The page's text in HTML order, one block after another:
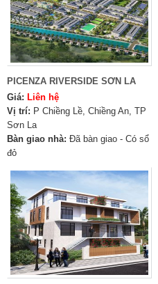
PICENZA RIVERSIDE SƠN LA
Giá: Liên hệ
Vị trí: P Chiềng Lề, Chiềng An, TP
Sơn La
Bàn giao nhà: Đã bàn giao - Có sổ
đỏ